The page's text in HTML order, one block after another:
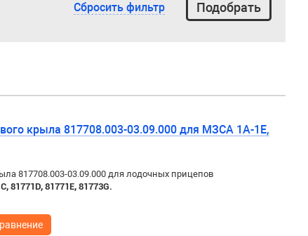
Сбросить фильтр
крыла 817708.003-03.09.000 для МЗСА 1А-1Е,
817708.003-03.09.000 для лодочных прицепов
81771D, 81771E, 81773G.